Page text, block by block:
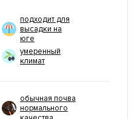
подходит для
высадки на
юге
умеренный
климат
обычная почва
нормального